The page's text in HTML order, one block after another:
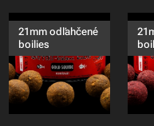
21mm odľahčené
boilies